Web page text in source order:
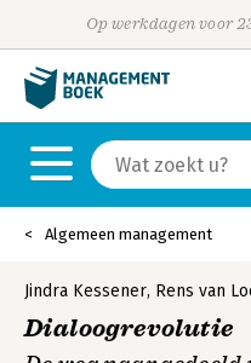
Op werkdagen voor
Algemeen management
Jindra Kessener, Rens van
Dialoogrevolutie